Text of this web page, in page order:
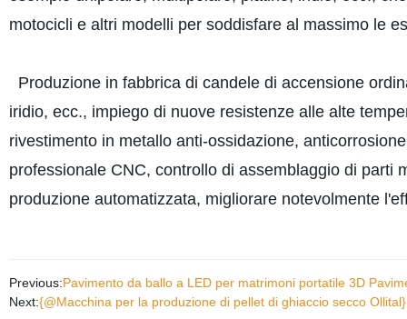
motocicli e altri modelli per soddisfare al massimo le
Produzione in fabbrica di candele di accensione
iridio, ecc., impiego di nuove resistenze alle alte
rivestimento in metallo anti-ossidazione,
professionale CNC, controllo di assemblaggio di parti
produzione automatizzata, migliorare notevolmente
Previous:Pavimento da ballo a LED per matrimoni portatile 3D
Next:{@Macchina per la produzione di pellet di ghiaccio secco Ollital}